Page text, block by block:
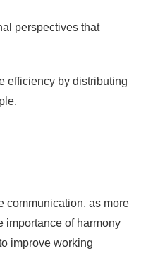
perspectives that
efficiency by distributing
communication, as more
importance of harmony
improve working